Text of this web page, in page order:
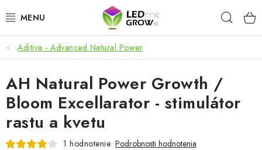
na
AKCIE
LED OSVETLENIE PRE RASTLINY
PESTOVATEĽSKÉ POTREBY
PRE AKVÁRIA
Aditiva - Advanced Natural Power
AH Natural Power Growth /
Bloom Excellarator - stimulátor
rastu a kvetu
1 hodnotenie Podrobnosti hodnotenia